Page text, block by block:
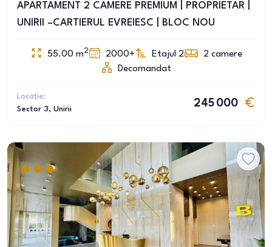
APARTAMENT 2 CAMERE PREMIUM | PROPRIETAR |
UNIRII –CARTIERUL EVREIESC | BLOC NOU
55.00 m2 2000+ Etajul 2 2 camere
Decomandat
Locație:
Sector 3, Unirii
245 000